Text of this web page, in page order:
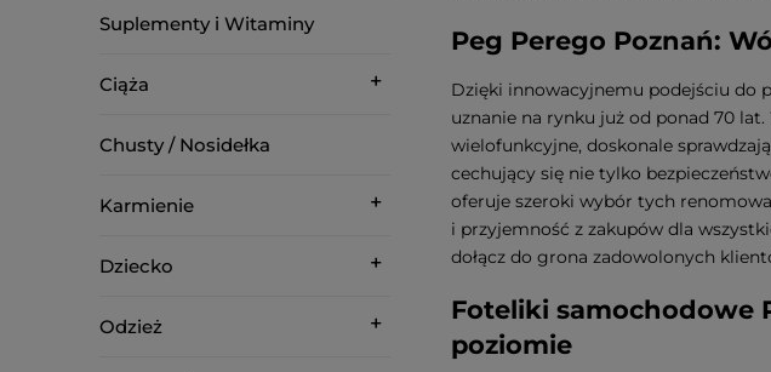
Suplementy i Witaminy
Ciąża
Chusty / Nosidełka
Karmienie
Dziecko
Odzież
Peg Perego Poznań:
Dzięki innowacyjnemu podejściu do
uznanie na rynku już od ponad 70
wielofunkcyjne, doskonale
cechujący się nie tylko
oferuje szeroki wybór tych
i przyjemność z zakupów dla
dołącz do grona zadowolonych
Foteliki samochodowe
poziomie